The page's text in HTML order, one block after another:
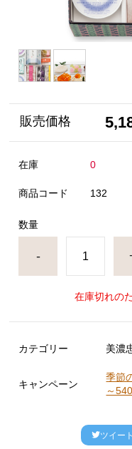
販売価格
在庫 0
商品コード 132
数量
-
在庫切れの
カテゴリー 美濃
キャンペーン
季節
～
ツイー